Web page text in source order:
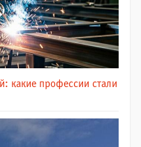
какие профессии стали